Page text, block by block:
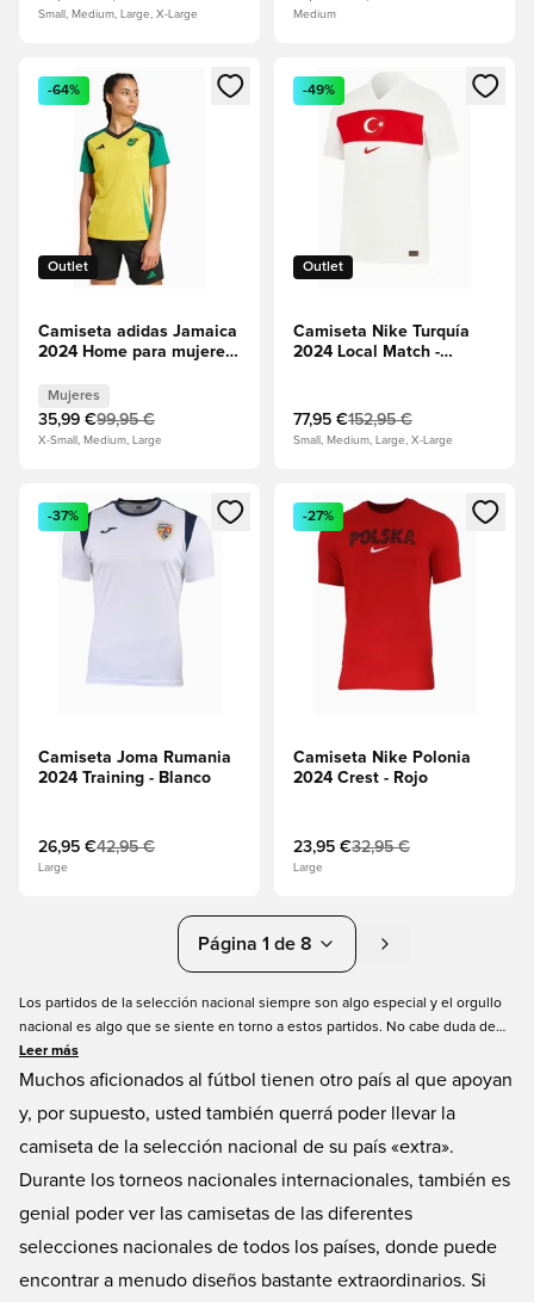
Small, Medium, Large, X-Large Medium
Abre un modal para iniciar sesión o registrarse como
Outlet
-64%
Camiseta adidas Jamaica
2024 Home para mujeres
Mujeres
35,99 €99,95 €
X-Small, Medium, Large
Abre un modal para iniciar
Outlet
-49%
Camiseta Nike Turquía
2024 Local Match -
77,95 €152,95 €
Small, Medium, Large, X-Large
Abre un modal para iniciar sesión o registrarse como
-37%
Camiseta Joma Rumania
2024 Training - Blanco
26,95 €42,95 €
Large
Abre un modal para iniciar
-27%
Camiseta Nike Polonia
2024 Crest - Rojo
23,95 €32,95 €
Large
Página 1 de 8
Los partidos de la selección nacional siempre son algo especial y el orgullo
nacional es algo que se siente en torno a estos partidos. No cabe duda de
que vale la pena ver los partidos y torneos nacionales, aunque su país no
esté representado. Obviamente querrá tener su propia camiseta de la
UniSportStore.com.
Leer más
Muchos aficionados al fútbol tienen otro país al que apoyan
y, por supuesto, usted también querrá poder llevar la
camiseta de la selección nacional de su país «extra».
Durante los torneos nacionales internacionales, también es
genial poder ver las camisetas de las diferentes
selecciones nacionales de todos los países, donde puede
encontrar a menudo diseños bastante extraordinarios. Si